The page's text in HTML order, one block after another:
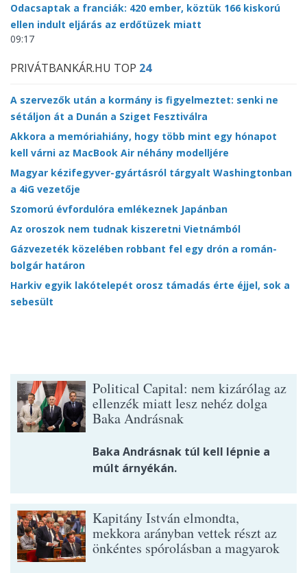
Odacsaptak a franciák: 420 ember, köztük 166 kiskorú
ellen indult eljárás az erdőtüzek miatt
09:17
PRIVÁTBANKÁR.HU TOP 24
A szervezők után a kormány is figyelmeztet: senki ne
sétáljon át a Dunán a Sziget Fesztiválra
Akkora a memóriahiány, hogy több mint egy hónapot
kell várni az MacBook Air néhány modelljére
Magyar kézifegyver-gyártásról tárgyalt Washingtonban
a 4iG vezetője
Szomorú évfordulóra emlékeznek Japánban
Az oroszok nem tudnak kiszeretni Vietnámból
Gázvezeték közelében robbant fel egy drón a román-
bolgár határon
Harkiv egyik lakótelepét orosz támadás érte éjjel, sok a
sebesült
Political Capital: nem kizárólag az
ellenzék miatt lesz nehéz dolga
Baka Andrásnak
Baka Andrásnak túl kell lépnie a
múlt árnyékán.
Kapitány István elmondta,
mekkora arányban vettek részt az
önkéntes spórolásban a magyarok